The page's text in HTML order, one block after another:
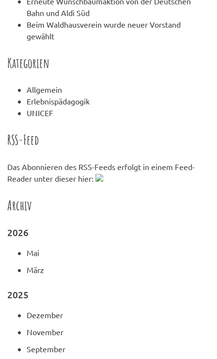
Bahn und Aldi Süd
Beim Waldhausverein wurde neuer Vorstand
gewählt
Kategorien
Allgemein
Erlebnispädagogik
UNICEF
RSS-Feed
Das Abonnieren des RSS-Feeds erfolgt in einem Feed-
Reader unter dieser hier:
Archiv
2026
Mai
März
2025
Dezember
November
September